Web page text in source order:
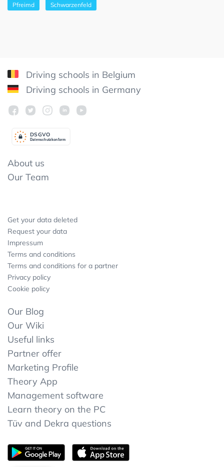
Pfreimd Schwarzenfeld
Driving schools in Belgium
Driving schools in Germany
Datenschutzkonform
DSGVO
About us
Our Team
Get your data deleted
Request your data
Impressum
Terms and conditions
Terms and conditions for a partner
Privacy policy
Cookie policy
Our Blog
Our Wiki
Useful links
Partner offer
Marketing Profile
Theory App
Management software
Learn theory on the PC
Tüv and Dekra questions